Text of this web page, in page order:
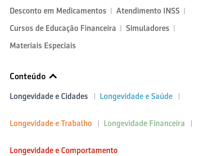
Desconto em Medicamentos
Atendimento INSS
Cursos de Educação Financeira
Simuladores
Materiais Especiais
Conteúdo
Longevidade e Cidades Longevidade e Saúde
Longevidade e Trabalho Longevidade Financeira
Longevidade e Comportamento